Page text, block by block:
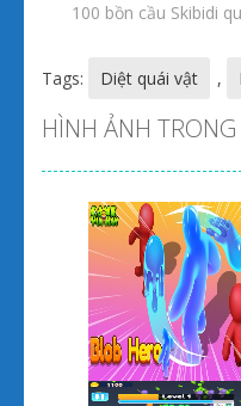
100 bồn cầu Skibidi
Tags: Diệt quái vật ,
HÌNH ẢNH